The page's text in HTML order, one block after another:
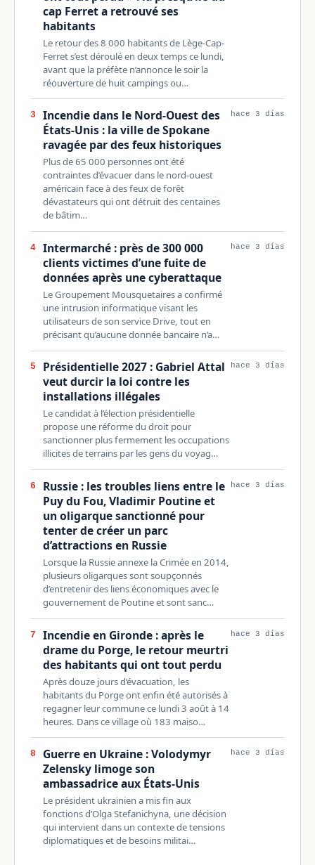
cap Ferret a retrouvé ses
habitants
Le retour des 8 000 habitants de Lège-Cap-
Ferret s’est déroulé en deux temps ce lundi,
avant que la préfète n’annonce le soir la
réouverture de huit campings ou…
3
Incendie dans le Nord-Ouest des
États-Unis : la ville de Spokane
ravagée par des feux historiques
Plus de 65 000 personnes ont été
contraintes d’évacuer dans le nord-ouest
américain face à des feux de forêt
dévastateurs qui ont détruit des centaines
de bâtim…
hace 3 días
4
Intermarché : près de 300 000
clients victimes d’une fuite de
données après une cyberattaque
Le Groupement Mousquetaires a confirmé
une intrusion informatique visant les
utilisateurs de son service Drive, tout en
précisant qu’aucune donnée bancaire n’a…
hace 3 días
5
Présidentielle 2027 : Gabriel Attal
veut durcir la loi contre les
installations illégales
Le candidat à l’élection présidentielle
propose une réforme du droit pour
sanctionner plus fermement les occupations
illicites de terrains par les gens du voyag…
hace 3 días
6
Russie : les troubles liens entre le
Puy du Fou, Vladimir Poutine et
un oligarque sanctionné pour
tenter de créer un parc
d’attractions en Russie
Lorsque la Russie annexe la Crimée en 2014,
plusieurs oligarques sont soupçonnés
d’entretenir des liens économiques avec le
gouvernement de Poutine et sont sanc…
hace 3 días
7
Incendie en Gironde : après le
drame du Porge, le retour meurtri
des habitants qui ont tout perdu
Après douze jours d’évacuation, les
habitants du Porge ont enfin été autorisés à
regagner leur commune ce lundi 3 août à 14
heures. Dans ce village où 183 maiso…
hace 3 días
8
Guerre en Ukraine : Volodymyr
Zelensky limoge son
ambassadrice aux États-Unis
Le président ukrainien a mis fin aux
fonctions d’Olga Stefanichyna, une décision
qui intervient dans un contexte de tensions
diplomatiques et de besoins militai…
hace 3 días